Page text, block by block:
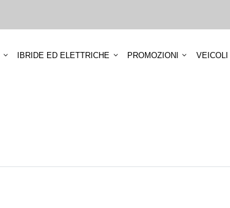
IBRIDE ED ELETTRICHE PROMOZIONI VEICOLI